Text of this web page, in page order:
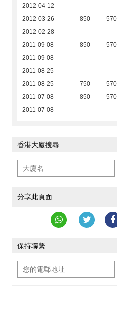
2012-04-12
- -
2012-03-26
850 570
2012-02-28
- -
2011-09-08
850 570
2011-09-08
- -
2011-08-25
- -
2011-08-25
750 570
2011-07-08
850 570
2011-07-08
- -
香港大廈搜尋
分享此頁面
保持聯繫